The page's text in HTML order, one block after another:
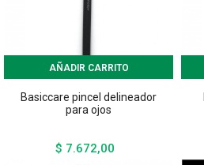
AÑADIR CARRITO
Basiccare pincel delineador
para ojos
$ 7.672,00